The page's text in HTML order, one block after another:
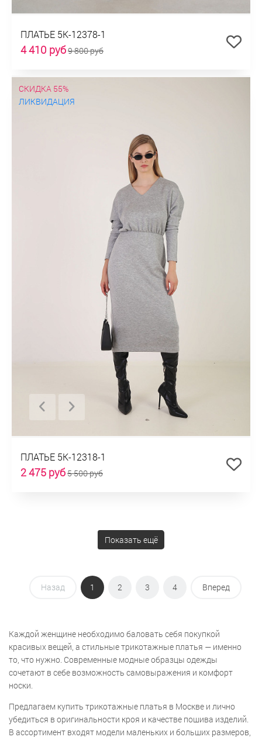
ПЛАТЬЕ 5К-12378-1
4 410 руб9 800 руб
СКИДКА 55%
ЛИКВИДАЦИЯ
ПЛАТЬЕ 5К-12318-1
2 475 руб5 500 руб
Показать ещё
Назад 1 2 3 4 Вперед
Каждой женщине необходимо баловать себя покупкой
красивых вещей, а стильные трикотажные платья — именно
то, что нужно. Современные модные образцы одежды
сочетают в себе возможность самовыражения и комфорт
носки.
Предлагаем купить трикотажные платья в Москве и лично
убедиться в оригинальности кроя и качестве пошива изделий.
В ассортимент входят модели маленьких и больших размеров,